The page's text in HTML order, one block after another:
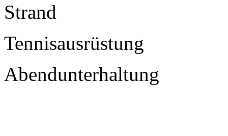
Strand
Tennisausrüstung
Abendunterhaltung